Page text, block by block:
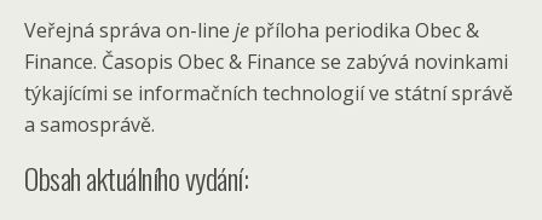
Veřejná správa on-line je příloha periodika Obec &
Finance. Časopis Obec & Finance se zabývá novinkami
týkajícími se informačních technologií ve státní správě
a samosprávě.
Obsah aktuálního vydání: